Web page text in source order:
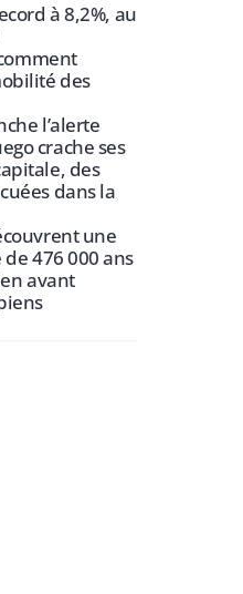
à 8,2%, au
des
l’alerte
crache ses
des
dans la
une
476 000 ans
avant